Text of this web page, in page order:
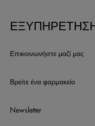
Επικοινωνήστε μαζί μας
Βρείτε ένα φαρμακείο
Newsletter